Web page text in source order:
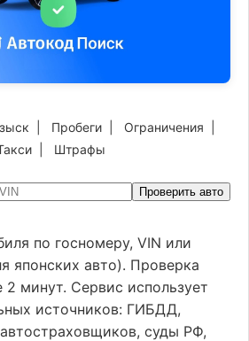
Пробеги Ограничения
| Штрафы
Проверить авто
по госномеру, VIN или
японских авто). Проверка
2 минут. Сервис использует
источников: ГИБДД,
суды РФ,